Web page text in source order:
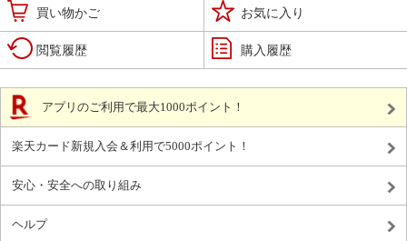
買い物かご お気に入り
閲覧履歴 購入履歴
アプリのご利用で最大1000ポイント！
楽天カード新規入会＆利用で5000ポイント！
安心・安全への取り組み
ヘルプ